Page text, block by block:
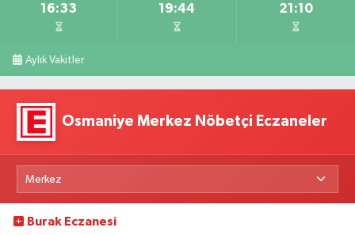
16:33 19:44 21:10
Aylık Vakitler
Osmaniye Merkez Nöbetçi Eczaneler
Burak Eczanesi